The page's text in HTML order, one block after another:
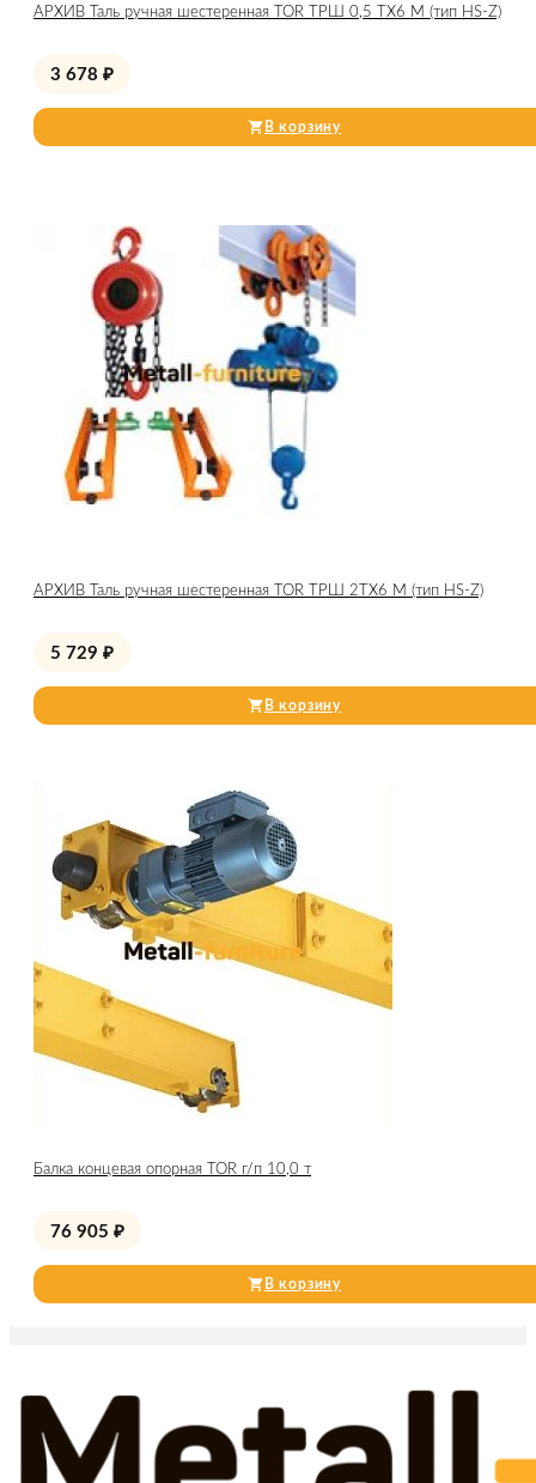
АРХИВ Таль ручная шестеренная TOR ТРШ 0,5 ТХ6 М (тип HS-Z)
3 678 ₽
В корзину
АРХИВ Таль ручная шестеренная TOR ТРШ 2ТХ6 М (тип HS-Z)
5 729 ₽
В корзину
Балка концевая опорная TOR г/п 10,0 т
76 905 ₽
В корзину